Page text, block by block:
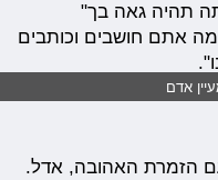
תהיה גאה בך"
מה אתם חושבים וכותבים
אדם
הזמרת האהובה, אדל.